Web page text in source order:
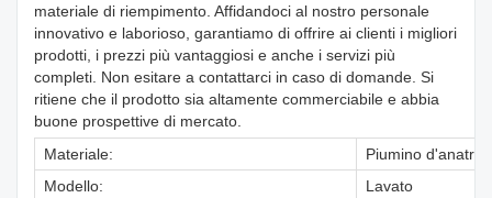
materiale di riempimento. Affidandoci al nostro personale
innovativo e laborioso, garantiamo di offrire ai clienti i migliori
prodotti, i prezzi più vantaggiosi e anche i servizi più
completi. Non esitare a contattarci in caso di domande. Si
ritiene che il prodotto sia altamente commerciabile e abbia
buone prospettive di mercato.
Materiale:
Piumino d'anatra
Modello:
Lavato